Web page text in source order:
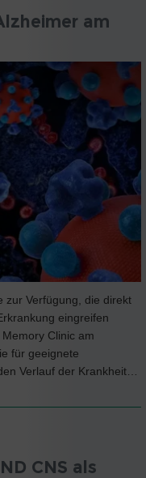
am
zur Verfügung, die direkt
eingreifen
Clinic am
für geeignete
Verlauf der Krankheit…
CNS als